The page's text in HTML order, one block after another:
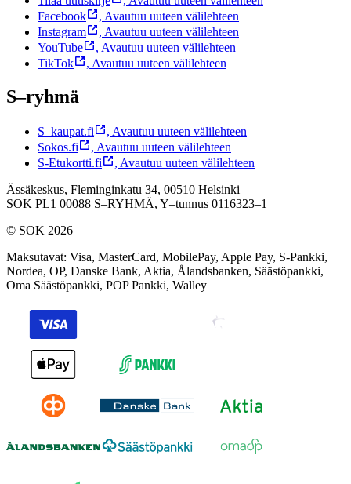
Facebook
, Avautuu uuteen välilehteen
Instagram
, Avautuu uuteen välilehteen
YouTube
, Avautuu uuteen välilehteen
TikTok
, Avautuu uuteen välilehteen
S–ryhmä
S–kaupat.fi , Avautuu uuteen välilehteen
Sokos.fi
, Avautuu uuteen välilehteen
S-Etukortti.fi
, Avautuu uuteen välilehteen
Ässäkeskus, Fleminginkatu 34, 00510 Helsinki
SOK PL1 00088 S–RYHMÄ, Y–tunnus 0116323–1
© SOK 2026
Maksutavat: Visa, MasterCard, MobilePay, Apple Pay, S-Pankki,
Nordea, OP, Danske Bank, Aktia, Ålandsbanken, Säästöpankki,
Oma Säästöpankki, POP Pankki, Walley